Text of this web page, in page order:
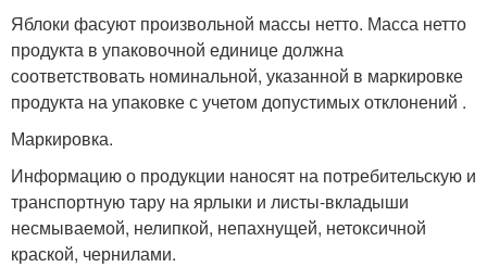
Яблоки фасуют произвольной массы нетто. Масса нетто
продукта в упаковочной единице должна
соответствовать номинальной, указанной в маркировке
продукта на упаковке с учетом допустимых отклонений .
Маркировка.
Информацию о продукции наносят на потребительскую и
транспортную тару на ярлыки и листы-вкладыши
несмываемой, нелипкой, непахнущей, нетоксичной
краской, чернилами.